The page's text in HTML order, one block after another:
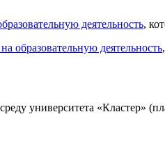
деятельность,
образовательную деятельность
университета «Кластер»